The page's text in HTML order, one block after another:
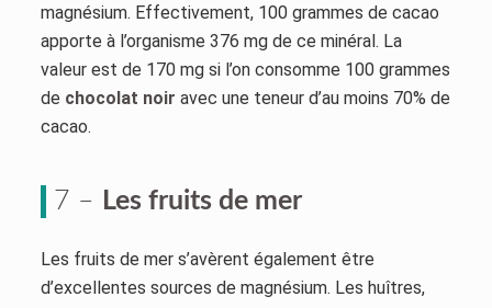
magnésium. Effectivement, 100 grammes de cacao
apporte à l’organisme 376 mg de ce minéral. La
valeur est de 170 mg si l’on consomme 100 grammes
de chocolat noir avec une teneur d’au moins 70% de
cacao.
7 – Les fruits de mer
Les fruits de mer s’avèrent également être
d’excellentes sources de magnésium. Les huîtres,